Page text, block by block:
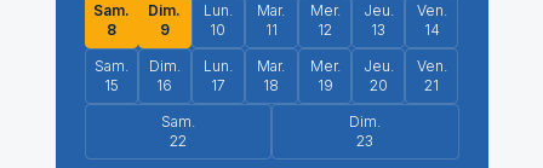
Sam.
8
Dim.
9
Lun.
10
Mar.
11
Mer.
12
Jeu.
13
Ven.
14
Sam.
15
Dim.
16
Lun.
17
Mar.
18
Mer.
19
Jeu.
20
Ven.
21
Sam.
22
Dim.
23